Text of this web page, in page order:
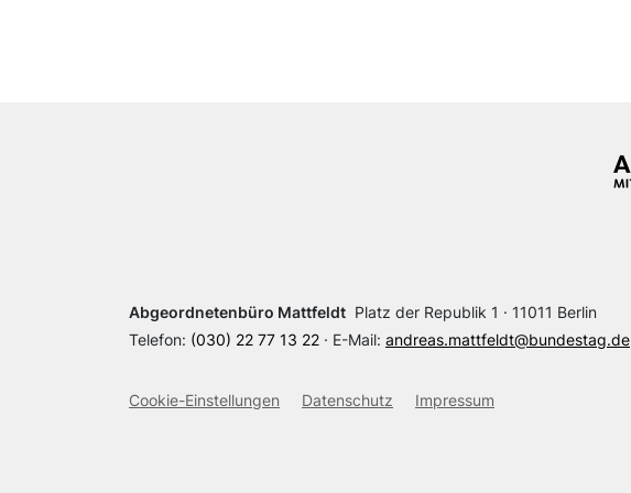
Abgeordnetenbüro Mattfeldt Platz der Republik 1 · 11011 Berlin
Telefon: (030) 22 77 13 22 · E-Mail: andreas.mattfeldt@bundestag.de
Cookie-Einstellungen Datenschutz Impressum